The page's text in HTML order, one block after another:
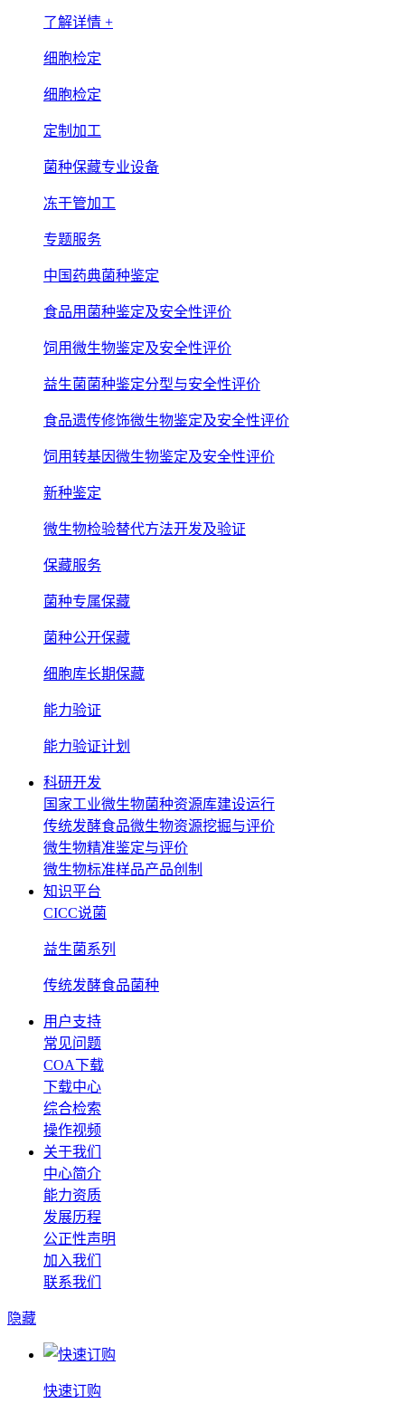
了解详情 +
细胞检定
细胞检定
定制加工
菌种保藏专业设备
冻干管加工
专题服务
中国药典菌种鉴定
食品用菌种鉴定及安全性评价
饲用微生物鉴定及安全性评价
益生菌菌种鉴定分型与安全性评价
食品遗传修饰微生物鉴定及安全性评价
饲用转基因微生物鉴定及安全性评价
新种鉴定
微生物检验替代方法开发及验证
保藏服务
菌种专属保藏
菌种公开保藏
细胞库长期保藏
能力验证
能力验证计划
科研开发
国家工业微生物菌种资源库建设运行
传统发酵食品微生物资源挖掘与评价
微生物精准鉴定与评价
微生物标准样品产品创制
知识平台
CICC说菌
益生菌系列
传统发酵食品菌种
用户支持
常见问题
COA下载
下载中心
综合检索
操作视频
关于我们
中心简介
能力资质
发展历程
公正性声明
加入我们
联系我们
隐藏
快速订购